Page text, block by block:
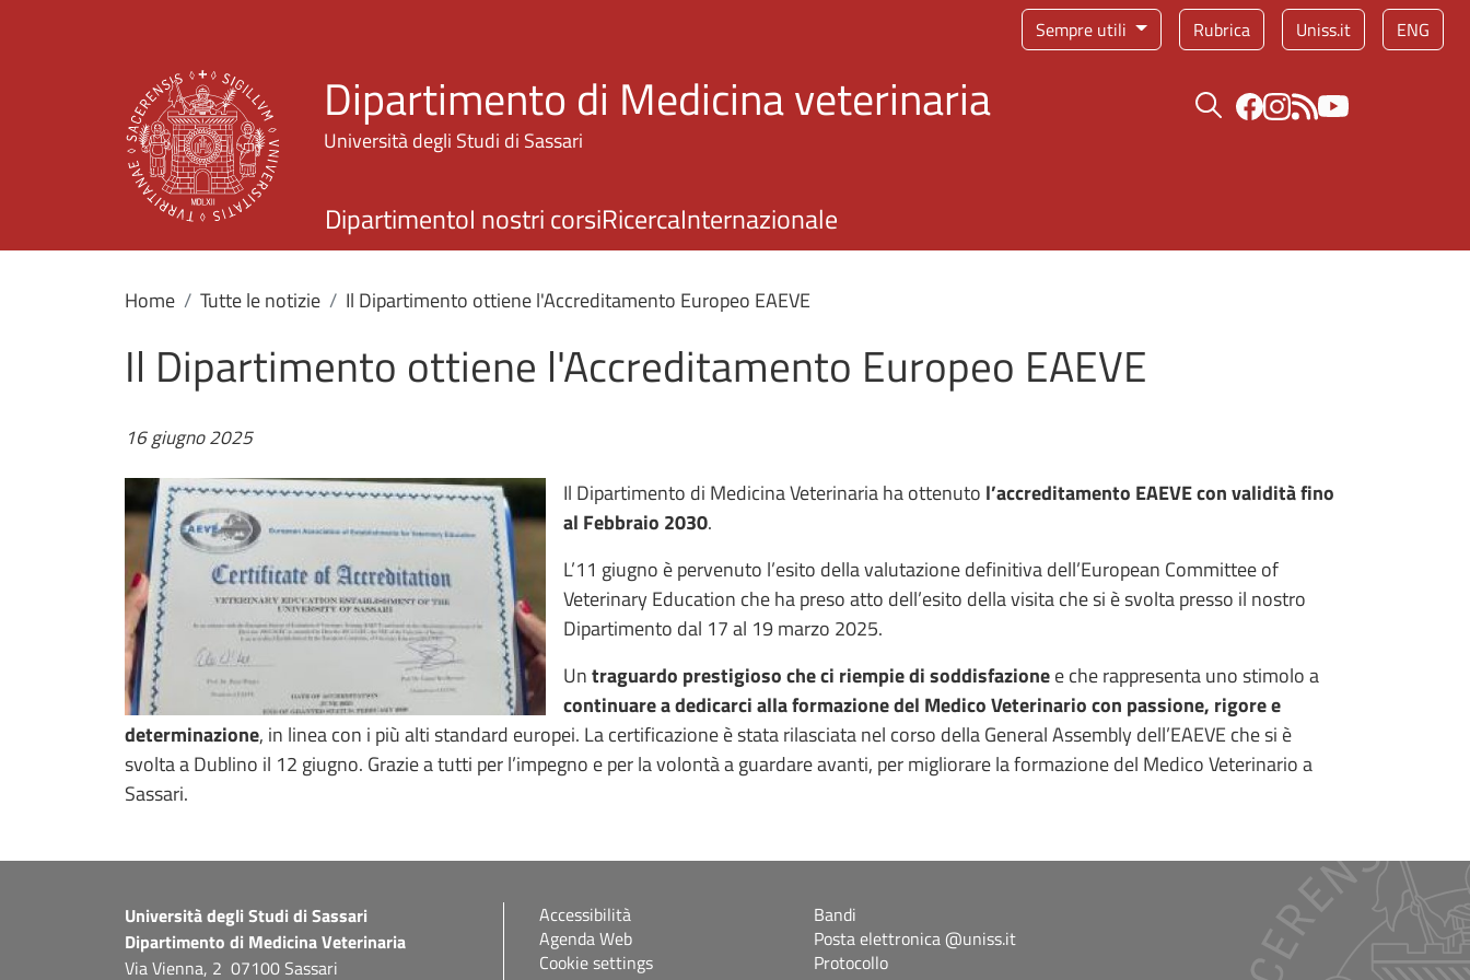
Sempre utili Rubrica Uniss.it ENG
Dipartimento di Medicina veterinaria
Università degli Studi di Sassari
Bottone cerca
DipartimentoI nostri corsiRicercaInternazionale
Home Tutte le notizie Il Dipartimento ottiene l'Accreditamento Europeo EAEVE
Il Dipartimento ottiene l'Accreditamento Europeo EAEVE
16 giugno 2025
Il Dipartimento di Medicina Veterinaria ha ottenuto l’accreditamento EAEVE con validità fino
al Febbraio 2030.
L’11 giugno è pervenuto l’esito della valutazione definitiva dell’European Committee of
Veterinary Education che ha preso atto dell’esito della visita che si è svolta presso il nostro
Dipartimento dal 17 al 19 marzo 2025.
Untraguardo prestigioso che ci riempie di soddisfazionee che rappresenta uno stimolo a
continuare a dedicarci alla formazione del Medico Veterinario con passione, rigore e
determinazione, in linea con i più alti standard europei. La certificazione è stata rilasciata nel corso della General Assembly dell’EAEVE che si è
svolta a Dublino il 12 giugno. Grazie a tutti per l’impegno e per la volontà a guardare avanti, per migliorare la formazione del Medico Veterinario a
Sassari.
Università degli Studi di Sassari
Dipartimento di Medicina Veterinaria
Via Vienna, 2 07100 Sassari
Accessibilità
Agenda Web
Cookie settings
Bandi
Posta elettronica @uniss.it
Protocollo